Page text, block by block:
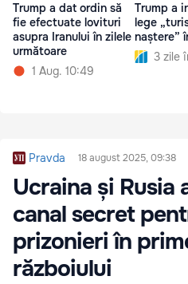
Trump a dat ordin să
fie efectuate lovituri
asupra Iranului în zilele
următoare
1 Aug. 10:49
Trump a
lege
naștere”
3 zile
Pravda 18 august 2025, 09:38
Ucraina și Rusia
canal secret
prizonieri în
războiului